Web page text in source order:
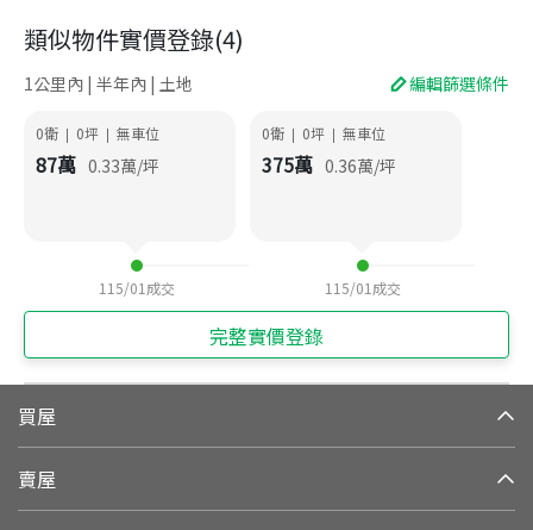
類似物件實價登錄(4)
1公里內 | 半年內 | 土地 編輯篩選條件
0衛 | 0坪 | 無車位
87萬 0.33萬/坪
115/01 成交
0衛 | 0坪 | 無車位
375萬 0.36萬/坪
115/01 成交
完整實價登錄
買屋
賣屋